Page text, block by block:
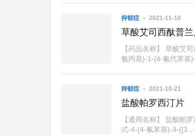
抑郁症 2021-11-10
草酸艾司西酞普
【药品名称】 草酸艾
氨丙基)-1-(4-氟代苯基
抑郁症 2021-10-21
盐酸帕罗西汀片
【通用名称】 盐酸帕
式-4-(4-氟苯基)-3-{[3